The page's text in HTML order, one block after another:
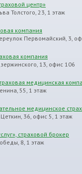
центр»
Толстого, 23, 1 этаж
компания
Первомайский, 3,
компания
13, офис 106
медицинская
55, 1 этаж
медицинское
36, офис 5, 1 этаж
страховой брокер
8, 1 этаж